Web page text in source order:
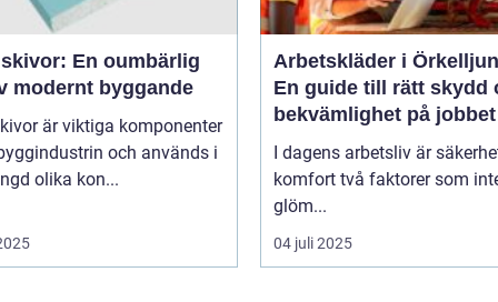
En oumbärlig
modernt byggande
är viktiga komponenter
och används i
olika kon...
Arbetskläder i
En guide till rätt skydd
bekvämlighet på jobbet
I dagens arbetsliv är
komfort två faktorer som
glöm...
04 juli 2025